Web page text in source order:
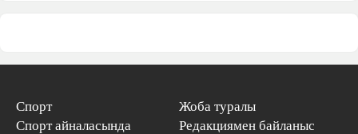
Спорт
Спорт айналасында
Жоба туралы
Редакциямен байланыс